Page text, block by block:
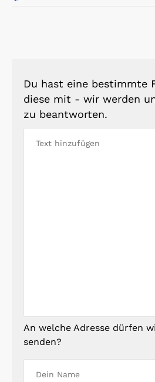
Du hast eine bestimmte
diese mit - wir werden
zu beantworten.
An welche Adresse dürfen
senden?